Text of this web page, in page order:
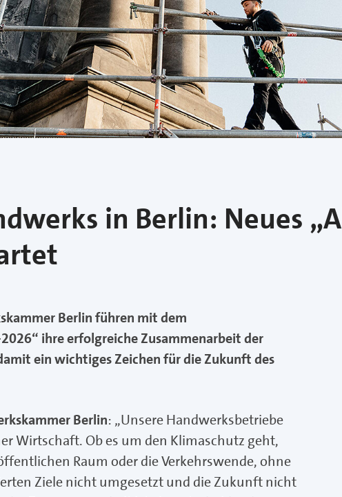
in Berlin: Neues
Berlin führen mit dem
ihre erfolgreiche Zusammenarbeit der
ein wichtiges Zeichen für die Zukunft des
Berlin: „Unsere Handwerksbetriebe
Wirtschaft. Ob es um den Klimaschutz geht,
Raum oder die Verkehrswende, ohne
Ziele nicht umgesetzt und die Zukunft nicht